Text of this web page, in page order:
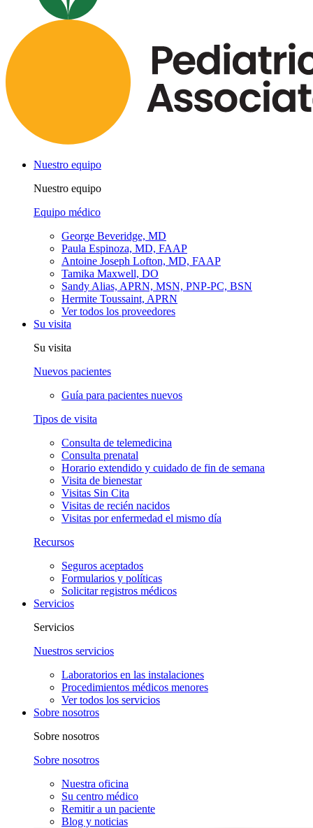
Nuestro equipo
Nuestro equipo
Equipo médico
George Beveridge, MD
Paula Espinoza, MD, FAAP
Antoine Joseph Lofton, MD, FAAP
Tamika Maxwell, DO
Sandy Alias, APRN, MSN, PNP-PC, BSN
Hermite Toussaint, APRN
Ver todos los proveedores
Su visita
Su visita
Nuevos pacientes
Guía para pacientes nuevos
Tipos de visita
Consulta de telemedicina
Consulta prenatal
Horario extendido y cuidado de fin de semana
Visita de bienestar
Visitas Sin Cita
Visitas de recién nacidos
Visitas por enfermedad el mismo día
Recursos
Seguros aceptados
Formularios y políticas
Solicitar registros médicos
Servicios
Servicios
Nuestros servicios
Laboratorios en las instalaciones
Procedimientos médicos menores
Ver todos los servicios
Sobre nosotros
Sobre nosotros
Sobre nosotros
Nuestra oficina
Su centro médico
Remitir a un paciente
Blog y noticias